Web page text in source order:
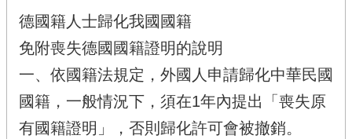
德國籍人士歸化我國國籍
免附喪失德國國籍證明的說明
一、依國籍法規定，外國人申請歸化中華民國
國籍，一般情況下，須在1年內提出「喪失原
有國籍證明」，否則歸化許可會被撤銷。